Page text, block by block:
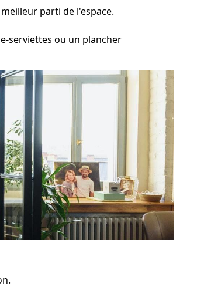
parti de l'espace.
serviettes ou un plancher